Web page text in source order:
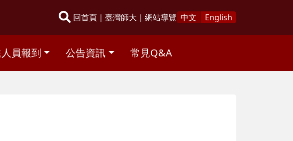
回首頁 ｜ 臺灣師大 ｜ 網站導覽 中文 English
員報到 公告資訊 常見Q&A